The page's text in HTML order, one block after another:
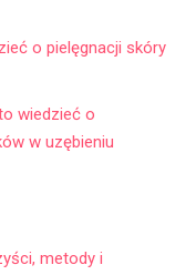
o pielęgnacji skóry
wiedzieć o
w uzębieniu
metody i